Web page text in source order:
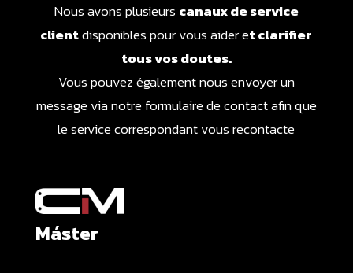
Nous avons plusieurs canaux de service
clientdisponibles pour vous aider et clarifier
tous vos doutes.
Vous pouvez également nous envoyer un
message via notre formulaire de contact afin que
le service correspondant vous recontacte
Máster